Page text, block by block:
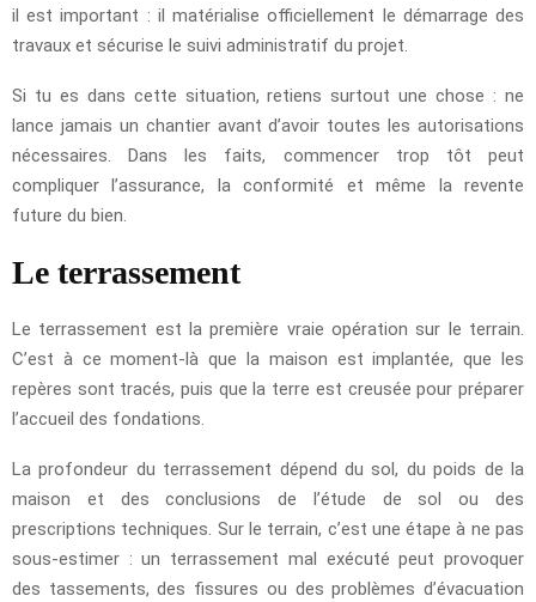
il est important : il matérialise officiellement le démarrage des
travaux et sécurise le suivi administratif du projet.
Si tu es dans cette situation, retiens surtout une chose : ne
lance jamais un chantier avant d’avoir toutes les autorisations
nécessaires. Dans les faits, commencer trop tôt peut
compliquer l’assurance, la conformité et même la revente
future du bien.
Le terrassement
Le terrassement est la première vraie opération sur le terrain.
C’est à ce moment-là que la maison est implantée, que les
repères sont tracés, puis que la terre est creusée pour préparer
l’accueil des fondations.
La profondeur du terrassement dépend du sol, du poids de la
maison et des conclusions de l’étude de sol ou des
prescriptions techniques. Sur le terrain, c’est une étape à ne pas
sous-estimer : un terrassement mal exécuté peut provoquer
des tassements, des fissures ou des problèmes d’évacuation